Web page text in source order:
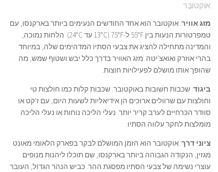
אוֹקְטוֹבֶּר
מזג אוויר: אוקטובר הוא אחד החודשים הנעימים ביותר בארקנסו, עם
טמפרטורות הנעות בין 55°F ל-75°F (13°C עד 24°C). הלחות נמוכה,
והמדינה מתחילה להציג את צבעי הסתיו המדהימים שלה, במיוחד
בהרי אוזרק ואואצ'יטה. מזג האוויר בדרך כלל יבש ושטוף שמש, מה
שהופך אותו מושלם לפעילויות חוצות.
ביגוד: שכבות חשובות באוקטובר. שכבות קלות כמו חולצות טי
וחולצות עם שרוולים ארוכים הן אידיאליות לשעות היום, עם ז'קט או
סוודר הכרחיים לערב קריר יותר. נעלי הליכה נוחות או נעלי הליכה
מומלצות לחקר עלווה הסתיו.
ציוני דרך: אוקטובר הוא הזמן המושלם לבקר בפארק הלאומי מאונט
מגזין, הנקודה הגבוהה ביותר בארקנסו, שם תוכלו ליהנות מנופים
עוצרי נשימה של צבעי הסתיו מפסגת ההר. כביש הנהר הגדול, העובר